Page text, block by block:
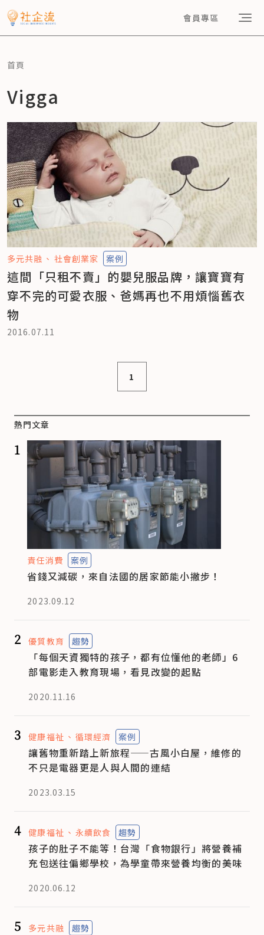
會員專區
首頁
Vigga
多元共融 社會創業家 案例
這間「只租不賣」的嬰兒服品牌，讓寶寶有
穿不完的可愛衣服、爸媽再也不用煩惱舊衣
物
2016.07.11
1
熱門文章
1
責任消費 案例
省錢又減碳，來自法國的居家節能小撇步！
2023.09.12
2 優質教育 趨勢
「每個天資獨特的孩子，都有位懂他的老師」6
部電影走入教育現場，看見改變的起點
2020.11.16
3 健康福祉 循環經濟 案例
讓舊物重新踏上新旅程——古風小白屋，維修的
不只是電器更是人與人間的連結
2023.03.15
4 健康福祉 永續飲食 趨勢
孩子的肚子不能等！台灣「食物銀行」將營養補
充包送往偏鄉學校，為學童帶來營養均衡的美味
2020.06.12
5 多元共融 趨勢